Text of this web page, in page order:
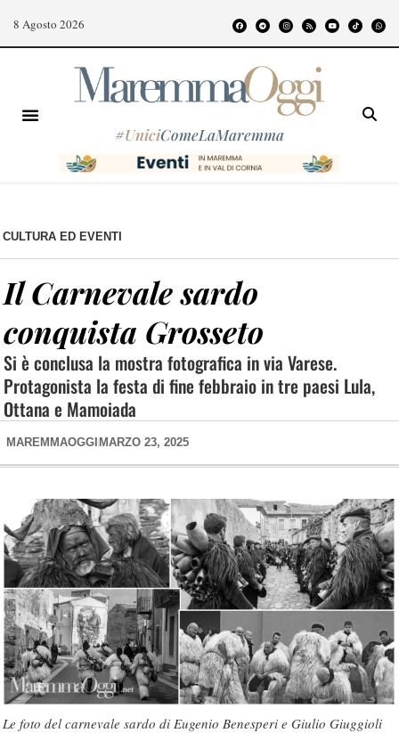
8 Agosto 2026
#UniciComeLaMaremma
CULTURA ED EVENTI
Il Carnevale sardo
conquista Grosseto
Si è conclusa la mostra fotografica in via Varese.
Protagonista la festa di fine febbraio in tre paesi Lula,
Ottana e Mamoiada
MAREMMAOGGI MARZO 23, 2025
Le foto del carnevale sardo di Eugenio Benesperi e Giulio Giuggioli